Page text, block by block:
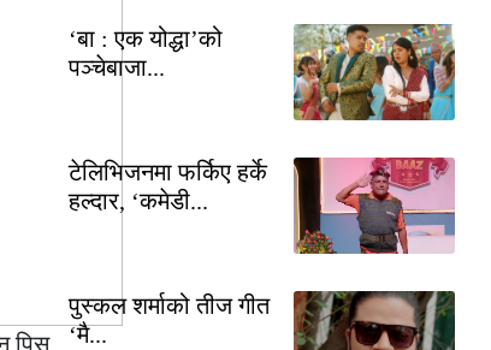
पिस
‘बा : एक योद्धा’को
पञ्चेबाजा...
टेलिभिजनमा फर्किए हर्के
हल्दार, ‘कमेडी...
पुस्कल शर्माको तीज गीत
‘मै...